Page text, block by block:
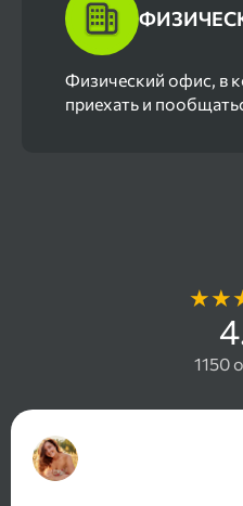
Физический офис, в
приехать и
Отзывы наших
1150